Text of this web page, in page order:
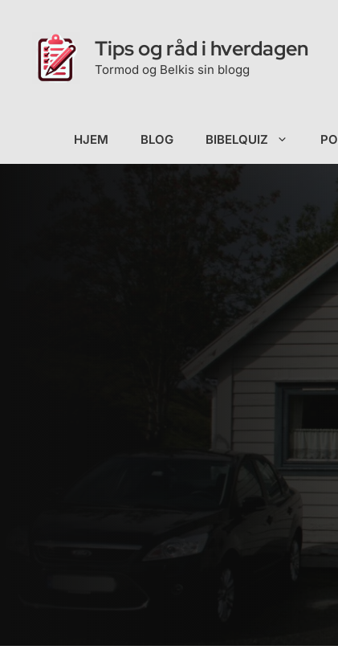
innhold
Tips og råd i hverdagen
Tormod og Belkis sin blogg
HJEM BLOG BIBELQUIZ